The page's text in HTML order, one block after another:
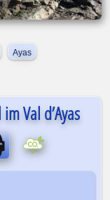
Ayas
Val d’Ayas